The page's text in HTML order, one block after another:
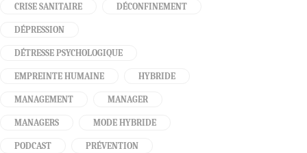
CRISE SANITAIRE DÉCONFINEMENT
DÉPRESSION
DÉTRESSE PSYCHOLOGIQUE
EMPREINTE HUMAINE HYBRIDE
MANAGEMENT MANAGER
MANAGERS MODE HYBRIDE
PODCAST PRÉVENTION